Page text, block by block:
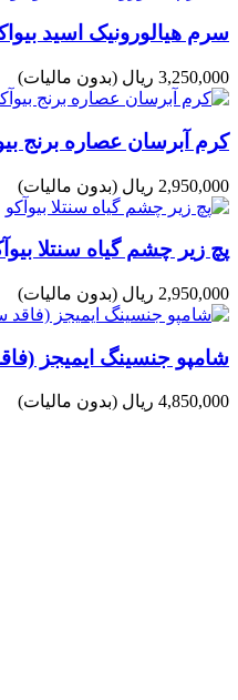
سرم هیالورونیک اسید
3,250,000 ریال (بدون مالیات)
کرم آبرسان عصاره برنج
2,950,000 ریال (بدون مالیات)
پچ زیر چشم گیاه سنتلا
2,950,000 ریال (بدون مالیات)
شامپو جنسینگ ایمیجز
4,850,000 ریال (بدون مالیات)